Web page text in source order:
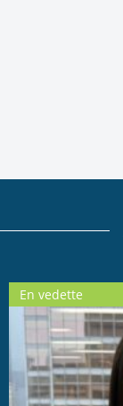
En vedette